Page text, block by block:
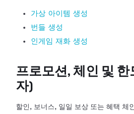
가상 아이템 생성
번들 생성
인게임 재화 생성
프로모션, 체인 및 한
자)
할인, 보너스, 일일 보상 또는 혜택 체